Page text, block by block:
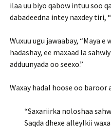
ilaa uu biyo qabow intuu soo
dabadeedna intey naxdey tiri,
Wuxuu ugu jawaabay, “Maya e
hadashay, ee maxaad la
adduunyada oo seexo.”
Waxay hadal hoose oo baroor
“Saxariirka noloshaa
Saqda dhexe alleylkii